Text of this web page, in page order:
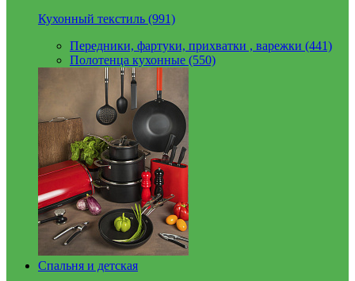
Кухонный текстиль (991)
Передники, фартуки, прихватки , варежки (441)
Полотенца кухонные (550)
Спальня и детская